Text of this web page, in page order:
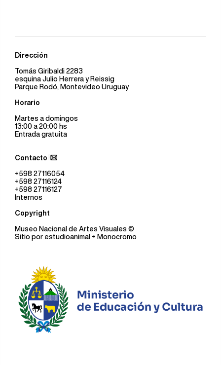
Dirección
Tomás Giribaldi 2283
esquina Julio Herrera y Reissig
Parque Rodó, Montevideo Uruguay
Horario
Martes a domingos
13:00 a 20:00 hs
Entrada gratuita
Contacto
+598 27116054
+598 27116124
+598 27116127
Internos
Copyright
Museo Nacional de Artes Visuales ©
Sitio por estudioanimal + Monocromo